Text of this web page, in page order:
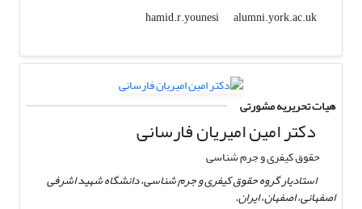
hamid.r.younesi
alumni.york.ac.uk
هیات تحریریه مشورتی
دکتر امین امیریان فارسانی
حقوق کیفری و جرم شناسی
استادیار گروه حقوق کیفری و جرم شناسی، دانشگاه شهید اشرفی
اصفهانی، اصفهان، ایران.